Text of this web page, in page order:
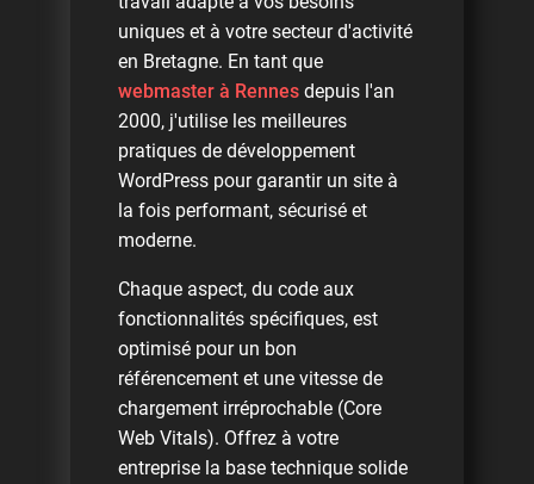
uniques et à votre secteur d'activité
en Bretagne. En tant que
webmaster à Rennes depuis l'an
2000, j'utilise les meilleures
pratiques de développement
WordPress pour garantir un site à
la fois performant, sécurisé et
moderne.
Chaque aspect, du code aux
fonctionnalités spécifiques, est
optimisé pour un bon
référencement et une vitesse de
chargement irréprochable (Core
Web Vitals). Offrez à votre
entreprise la base technique solide